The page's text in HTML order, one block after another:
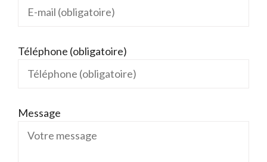
Téléphone (obligatoire)
Message